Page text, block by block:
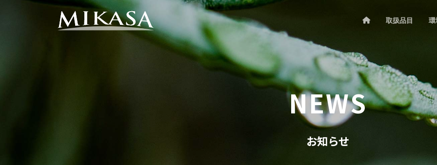
取扱品目 環
NEWS
お知らせ